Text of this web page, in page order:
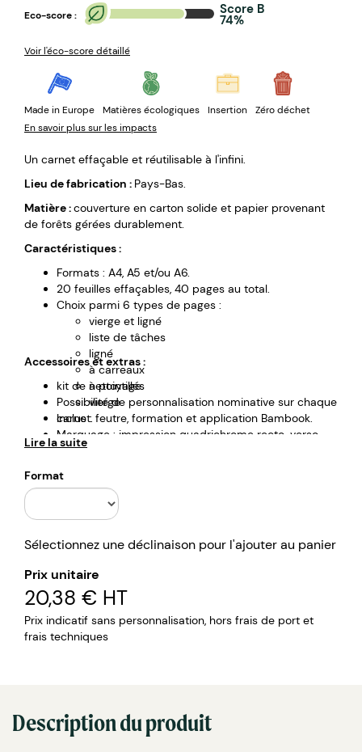
Eco-score : Score B
74%
Voir l'éco-score détaillé
Made in Europe Matières écologiques Insertion
Zéro déchet
En savoir plus sur les impacts
Un carnet effaçable et réutilisable à l'infini.
Lieu de fabrication : Pays-Bas.
Matière :couverture en carton solide et papier provenant
de forêts gérées durablement.
Caractéristiques :
Formats : A4, A5 et/ou A6.
20 feuilles effaçables, 40 pages au total.
Choix parmi 6 types de pages :
vierge et ligné
liste de tâches
ligné
à carreaux
à pointillés
vierge
Inclus : feutre, formation et application Bambook.
Marquage : impression quadrichrome recto-verso.
Possibilité impression avec photos et images
Colisage : 50 unités.
Accessoires et extras :
kit de nettoyage.
Possibilité de personnalisation nominative sur chaque
carnet.
Lire la suite
Format
Sélectionnez une déclinaison pour l'ajouter au panier
Prix unitaire
20,38 € HT
Prix indicatif sans personnalisation, hors frais de port et
frais techniques
Description du produit